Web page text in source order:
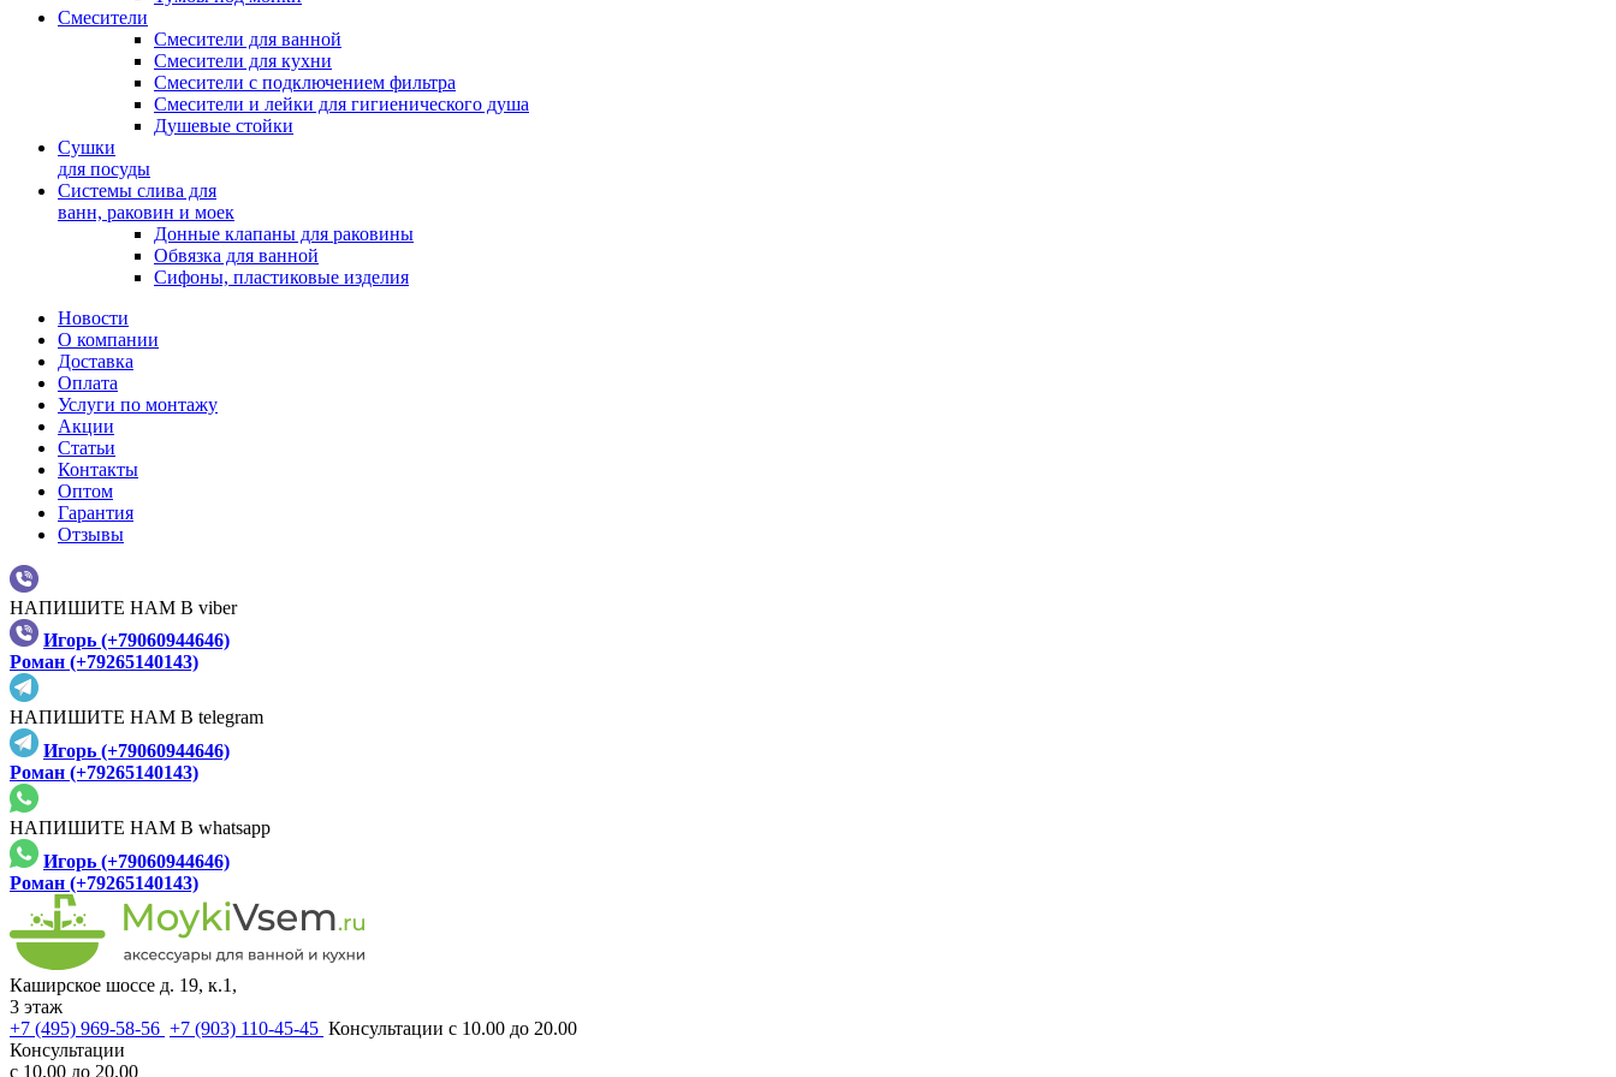
Смесители
Смесители для ванной
Смесители для кухни
Смесители с подключением фильтра
Cмесители и лейки для гигиенического душа
Душевые стойки
Сушки
для посуды
Системы слива для
ванн, раковин и моек
Донные клапаны для раковины
Обвязка для ванной
Сифоны, пластиковые изделия
Новости
О компании
Доставка
Оплата
Услуги по монтажу
Акции
Статьи
Контакты
Оптом
Гарантия
Отзывы
НАПИШИТЕ НАМ В viber
Игорь (+79060944646)
Роман (+79265140143)
НАПИШИТЕ НАМ В telegram
Игорь (+79060944646)
Роман (+79265140143)
НАПИШИТЕ НАМ В whatsapp
Игорь (+79060944646)
Роман (+79265140143)
Каширское шоссе д. 19, к.1,
3 этаж
+7 (495) 969-58-56 +7 (903) 110-45-45 Консультации с 10.00 до 20.00
Консультации
с 10.00 до 20.00